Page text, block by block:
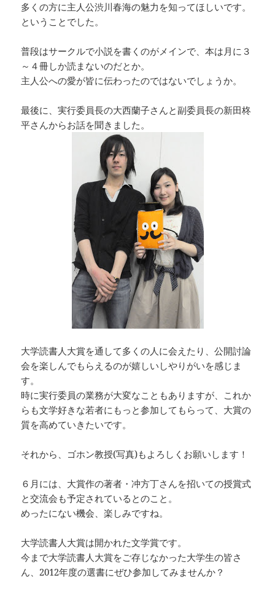
多くの方に主人公渋川春海の魅力を知ってほしいです。
ということでした。
普段はサークルで小説を書くのがメインで、本は月に３
～４冊しか読まないのだとか。
主人公への愛が皆に伝わったのではないでしょうか。
最後に、実行委員長の大西蘭子さんと副委員長の新田柊
平さんからお話を聞きました。
大学読書人大賞を通して多くの人に会えたり、公開討論
会を楽しんでもらえるのが嬉しいしやりがいを感じま
す。
時に実行委員の業務が大変なこともありますが、これか
らも文学好きな若者にもっと参加してもらって、大賞の
質を高めていきたいです。
それから、ゴホン教授(写真)もよろしくお願いします！
６月には、大賞作の著者・冲方丁さんを招いての授賞式
と交流会も予定されているとのこと。
めったにない機会、楽しみですね。
大学読書人大賞は開かれた文学賞です。
今まで大学読書人大賞をご存じなかった大学生の皆さ
ん、2012年度の選書にぜひ参加してみませんか？